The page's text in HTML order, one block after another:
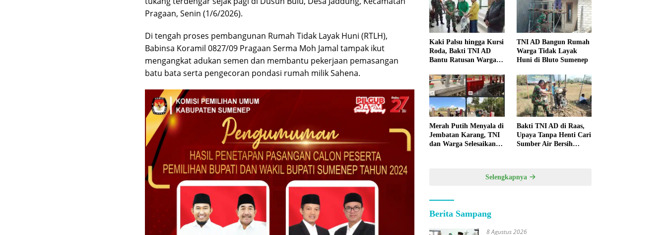
Pragaan, Senin (1/6/2026).
Di tengah proses pembangunan Rumah Tidak Layak Huni (RTLH),
Babinsa Koramil 0827/09 Pragaan Serma Moh Jamal tampak ikut
mengangkat adukan semen dan membantu pekerjaan pemasangan
batu bata serta pengecoran pondasi rumah milik Sahena.
Kaki Palsu hingga Kursi
Roda, Bakti TNI AD
Bantu Ratusan Warga
TNI AD Bangun Rumah
Warga Tidak Layak
Huni di Bluto Sumenep
Merah Putih Menyala di
Jembatan Karang, TNI
dan Warga Selesaikan
Bakti TNI AD di Raas,
Upaya Tanpa Henti Cari
Sumber Air Bersih
Selengkapnya
Berita Sampang
8 Agustus 2026